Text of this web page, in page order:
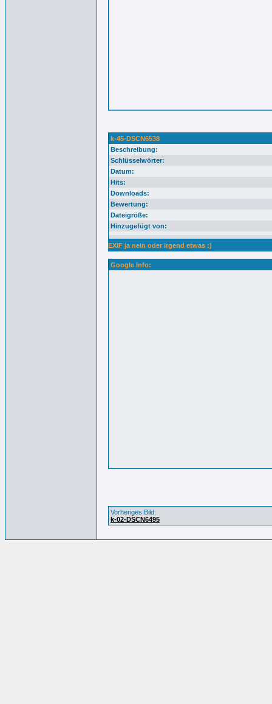
k-45-DSCN6538
Beschreibung:
Schlüsselwörter:
Datum:
Hits:
Downloads:
Bewertung:
Dateigröße:
Hinzugefügt von:
EXIF ja nein oder irgend etwas :)
Google Info:
Vorheriges Bild:
k-02-DSCN6495